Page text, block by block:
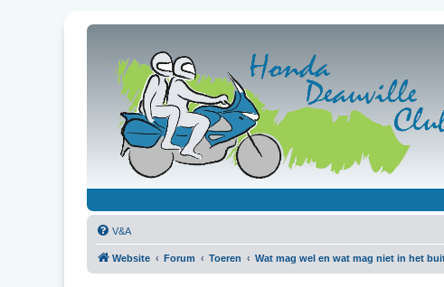
V&A
Website Forum Toeren Wat mag wel en wat mag niet in het